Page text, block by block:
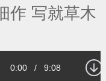
作 写就草木
Current
0:00 / Duration
9:08